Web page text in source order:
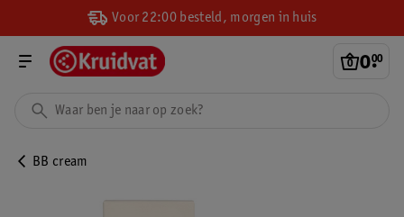
Voor 22:00 besteld, morgen in huis
0.
00
BB cream